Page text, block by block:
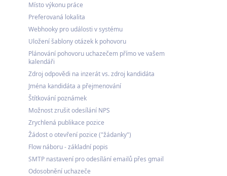
Místo výkonu práce
Preferovaná lokalita
Webhooky pro události v systému
Uložení šablony otázek k pohovoru
Plánování pohovoru uchazečem přímo ve vašem
kalendáři
Zdroj odpovědi na inzerát vs. zdroj kandidáta
Jména kandidáta a přejmenování
Štítkování poznámek
Možnost zrušit odesílání NPS
Zrychlená publikace pozice
Žádost o otevření pozice ("žádanky")
Flow náboru - základní popis
SMTP nastavení pro odesílání emailů přes gmail
Odosobnění uchazeče